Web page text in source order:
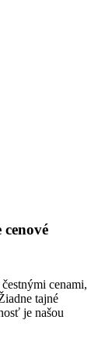
cenami,
tajné
je našou